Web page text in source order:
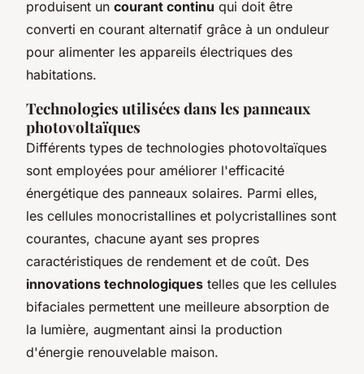
produisent un courant continu qui doit être
converti en courant alternatif grâce à un onduleur
pour alimenter les appareils électriques des
habitations.
Technologies utilisées dans les panneaux
photovoltaïques
Différents types de technologies photovoltaïques
sont employées pour améliorer l'efficacité
énergétique des panneaux solaires. Parmi elles,
les cellules monocristallines et polycristallines sont
courantes, chacune ayant ses propres
caractéristiques de rendement et de coût. Des
innovations technologiques telles que les cellules
bifaciales permettent une meilleure absorption de
la lumière, augmentant ainsi la production
d'énergie renouvelable maison.